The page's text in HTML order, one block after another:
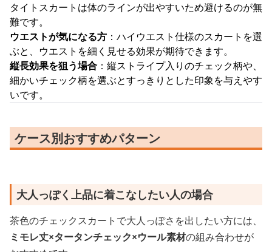
タイトスカートは体のラインが出やすいため避けるのが無
難です。
ウエストが気になる方 ：ハイウエスト仕様のスカートを選
ぶと、ウエストを細く見せる効果が期待できます。
縦長効果を狙う場合 ：縦ストライプ入りのチェック柄や、
細かいチェック柄を選ぶとすっきりとした印象を与えやす
いです。
ケース別おすすめパターン
大人っぽく上品に着こなしたい人の場合
茶色のチェックスカートで大人っぽさを出したい方には、
ミモレ丈×タータンチェック×ウール素材の組み合わせが